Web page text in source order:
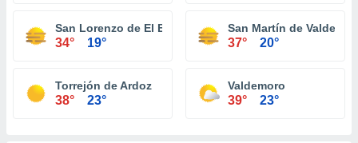
San Lorenzo de El Escorial
34° 19°
San Martín de
37° 20°
Torrejón de Ardoz
38° 23°
Valdemoro
39° 23°